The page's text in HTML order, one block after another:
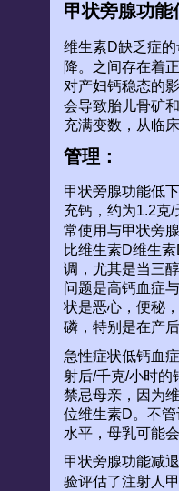
甲状旁腺功
维生素D缺乏症
降。之间存在着
对产妇钙稳态的
会导致胎儿骨矿
充满变数，从临
管理：
甲状旁腺功能低
充钙，约为1.2克
常使用与甲状旁
比维生素D维生
调，尤其是当三
问题是高钙血症
状是恶心，便秘
磷，特别是在产
急性症状低钙血
射后/千克/小时的
禁忌母亲，因为
位维生素D。不
水平，母乳可能
甲状旁腺功能减
验评估了注射人